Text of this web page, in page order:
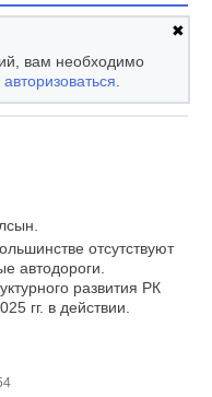
✖
вам необходимо
авторизоваться
отсутствуют
автодороги.
развития РК
гг. в действии.